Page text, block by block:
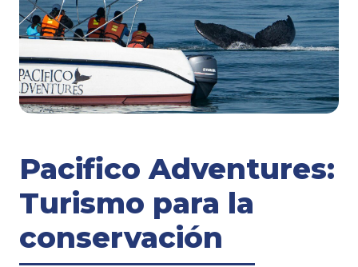
Pacifico Adventures:
Turismo para la
conservación